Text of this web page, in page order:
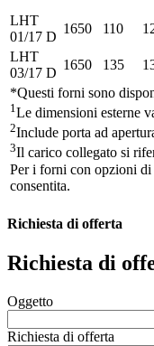
LHT
01/17 D
1650 110
LHT
03/17 D
1650 135
*Questi forni sono
1 Le dimensioni esterne
2Include porta ad
3Il carico collegato si
Per i forni con opzioni di
consentita.
Richiesta di offerta
Richiesta di
Oggetto
Richiesta di offerta